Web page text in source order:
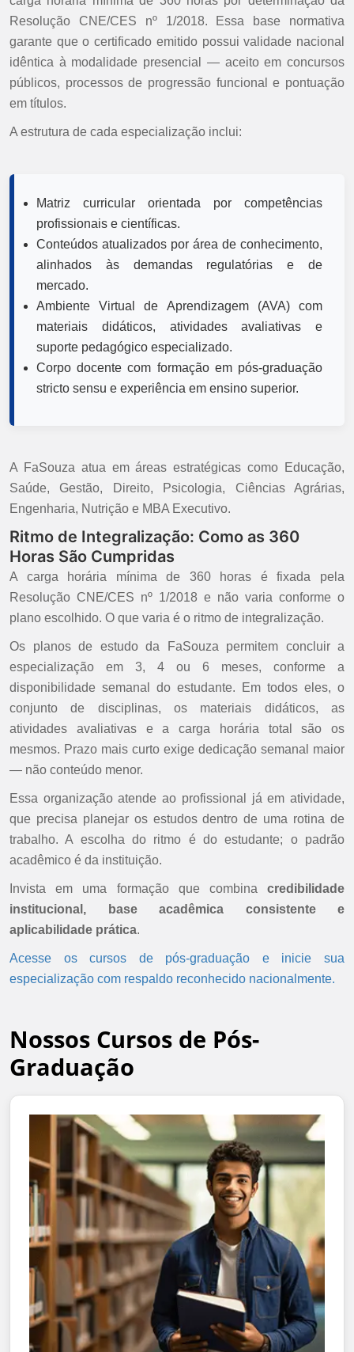
Resolução CNE/CES nº 1/2018. Essa base normativa
garante que o certificado emitido possui validade nacional
idêntica à modalidade presencial — aceito em concursos
públicos, processos de progressão funcional e pontuação
em títulos.
A estrutura de cada especialização inclui:
Matriz curricular orientada por competências
profissionais e científicas.
Conteúdos atualizados por área de conhecimento,
alinhados às demandas regulatórias e de
mercado.
Ambiente Virtual de Aprendizagem (AVA) com
materiais didáticos, atividades avaliativas e
suporte pedagógico especializado.
Corpo docente com formação em pós-graduação
stricto sensu e experiência em ensino superior.
A FaSouza atua em áreas estratégicas como Educação,
Saúde, Gestão, Direito, Psicologia, Ciências Agrárias,
Engenharia, Nutrição e MBA Executivo.
Ritmo de Integralização: Como as 360
Horas São Cumpridas
A carga horária mínima de 360 horas é fixada pela
Resolução CNE/CES nº 1/2018 e não varia conforme o
plano escolhido. O que varia é o ritmo de integralização.
Os planos de estudo da FaSouza permitem concluir a
especialização em 3, 4 ou 6 meses, conforme a
disponibilidade semanal do estudante. Em todos eles, o
conjunto de disciplinas, os materiais didáticos, as
atividades avaliativas e a carga horária total são os
mesmos. Prazo mais curto exige dedicação semanal maior
— não conteúdo menor.
Essa organização atende ao profissional já em atividade,
que precisa planejar os estudos dentro de uma rotina de
trabalho. A escolha do ritmo é do estudante; o padrão
acadêmico é da instituição.
Invista em uma formação que combina credibilidade
institucional, base acadêmica consistente e
aplicabilidade prática.
Acesse os cursos de pós-graduação e inicie sua
especialização com respaldo reconhecido nacionalmente.
Nossos Cursos de Pós-
Graduação